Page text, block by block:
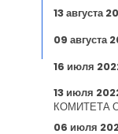
13 августа
09 августа
16 июля
13 июля
КОМИТЕТА
06 июля